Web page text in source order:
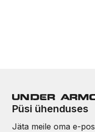
Püsi ühenduses
Jäta meile oma e-